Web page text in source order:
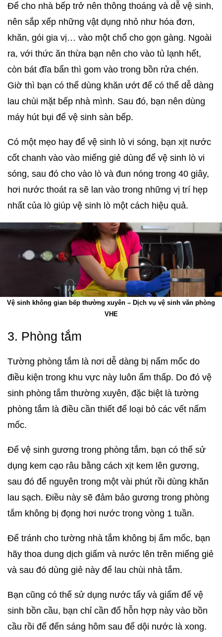
Để cho nhà bếp trở nên thông thoáng và dễ vệ sinh,
nên sắp xếp những vật dụng nhỏ như hóa đơn,
khăn, gói gia vị… vào một chổ cho gọn gàng. Ngoài
ra, với thức ăn thừa bạn nên cho vào tủ lạnh hết,
còn bát đĩa bẩn thì gom vào trong bồn rửa chén.
Giờ thì bạn có thể dùng khăn ướt để có thể dễ dàng
lau chùi mặt bếp nhà mình. Sau đó, bạn nên dùng
máy hút bụi để vệ sinh sàn bếp.
Có một mẹo hay để vệ sinh lò vi sóng, bạn xịt nước
cốt chanh vào vào miếng giẻ dùng để vệ sinh lò vi
sóng, sau đó cho vào lò và đun nóng trong 40 giây,
hơi nước thoát ra sẽ lan vào trong những vị trí hẹp
nhất của lò giúp vệ sinh lò một cách hiệu quả.
Vệ sinh không gian bếp thường xuyên – Dịch vụ vệ sinh văn phòng
VHE
3. Phòng tắm
Tường phòng tắm là nơi dễ dàng bị nấm mốc do
điều kiện trong khu vực này luôn ẩm thấp. Do đó vệ
sinh phòng tắm thường xuyên, đặc biệt là tường
phòng tắm là điều cần thiết để loại bỏ các vết nấm
mốc.
Để vệ sinh gương trong phòng tắm, bạn có thể sử
dụng kem cạo râu bằng cách xịt kem lên gương,
sau đó để nguyên trong một vài phút rồi dùng khăn
lau sạch. Điều này sẽ đảm bảo gương trong phòng
tắm không bị đọng hơi nước trong vòng 1 tuần.
Để tránh cho tường nhà tắm không bị ẩm mốc, bạn
hãy thoa dung dịch giấm và nước lên trên miếng giẻ
và sau đó dùng giẻ này để lau chùi nhà tắm.
Bạn cũng có thể sử dụng nước tẩy và giấm để vệ
sinh bồn cầu, bạn chỉ cần đổ hỗn hợp này vào bồn
cầu rồi để đến sáng hôm sau để dội nước là xong.